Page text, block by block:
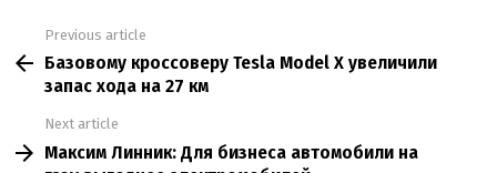
more
Previous article
Базовому кроссоверу Tesla Model X увеличили
запас хода на 27 км
Next article
Максим Линник: Для бизнеса автомобили на